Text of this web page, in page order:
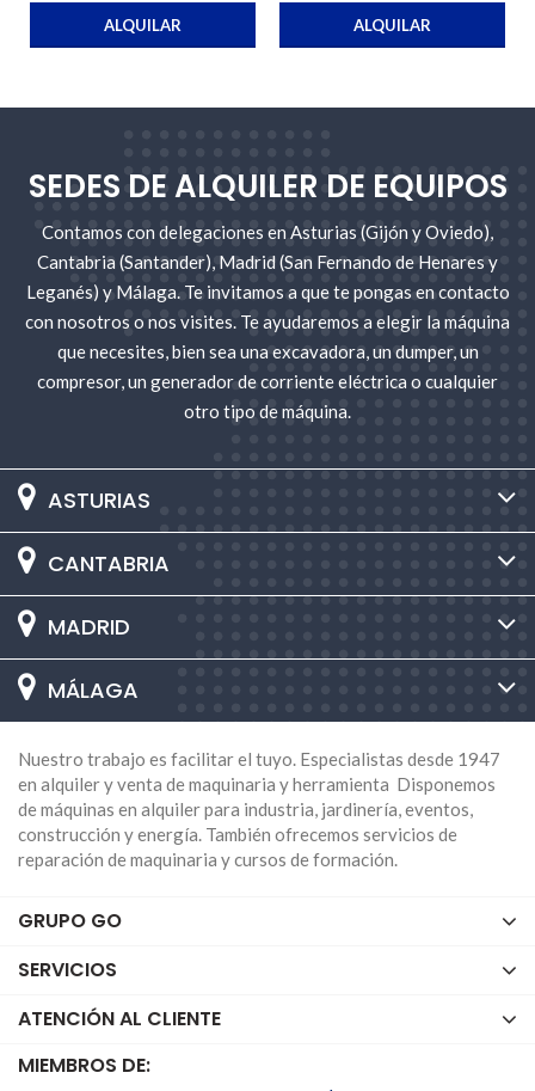
ALQUILAR ALQUILAR
SEDES DE ALQUILER DE EQUIPOS
Contamos con delegaciones en Asturias (Gijón y Oviedo),
Cantabria (Santander), Madrid (San Fernando de Henares y
Leganés) y Málaga. Te invitamos a que te pongas en contacto
con nosotros o nos visites. Te ayudaremos a elegir la máquina
que necesites, bien sea una excavadora, un dumper, un
compresor, un generador de corriente eléctrica o cualquier
otro tipo de máquina.
ASTURIAS
CANTABRIA
MADRID
MÁLAGA
Nuestro trabajo es facilitar el tuyo. Especialistas desde 1947
en alquiler y venta de maquinaria y herramienta Disponemos
de máquinas en alquiler para industria, jardinería, eventos,
construcción y energía. También ofrecemos servicios de
reparación de maquinaria y cursos de formación.
GRUPO GO
SERVICIOS
ATENCIÓN AL CLIENTE
MIEMBROS DE: